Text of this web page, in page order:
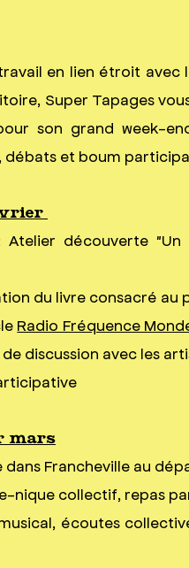
en lien étroit
Super Tapages
son grand week-
débats et boum
Atelier découverte
du livre consacré au
Radio Fréquence
discussion avec les
mars
dans Francheville au
nique collectif, repas
écoutes